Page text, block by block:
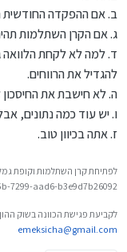
בשורה
האם
לשים את
ב. אם ההפקדה החודשית
ג. אם הקרן השתלמות
להגדיל את הרווחים.
ה. לא חישבת את החיסכון
ו. יש עוד כמה נתונים,
ז. אתה בכיוון טוב.
לפתיחת קרן השתלמות וקופת
7299-aad6-b3e9d7b26092
לקביעת פגישת הכוונה בשוק ההון
emeksicha@gmail.com